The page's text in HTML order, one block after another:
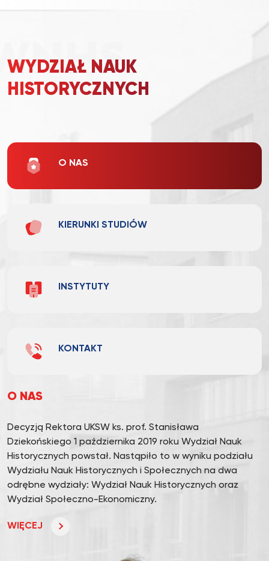
WYDZIAŁ NAUK
HISTORYCZNYCH
O NAS
KIERUNKI STUDIÓW
INSTYTUTY
KONTAKT
O NAS
Decyzją Rektora UKSW ks. prof. Stanisława
Dziekońskiego 1 października 2019 roku Wydział Nauk
Historycznych powstał. Nastąpiło to w wyniku podziału
Wydziału Nauk Historycznych i Społecznych na dwa
odrębne wydziały: Wydział Nauk Historycznych oraz
Wydział Społeczno-Ekonomiczny.
WIĘCEJ